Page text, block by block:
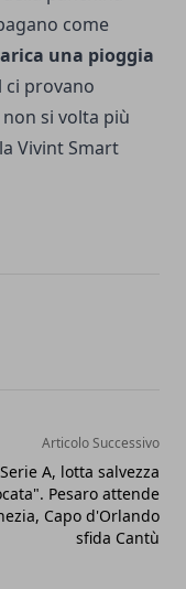
come
una pioggia
ci provano
si volta più
Vivint Smart
Articolo Successivo
Serie A, lotta salvezza
Pesaro attende
Capo d'Orlando
sfida Cantù